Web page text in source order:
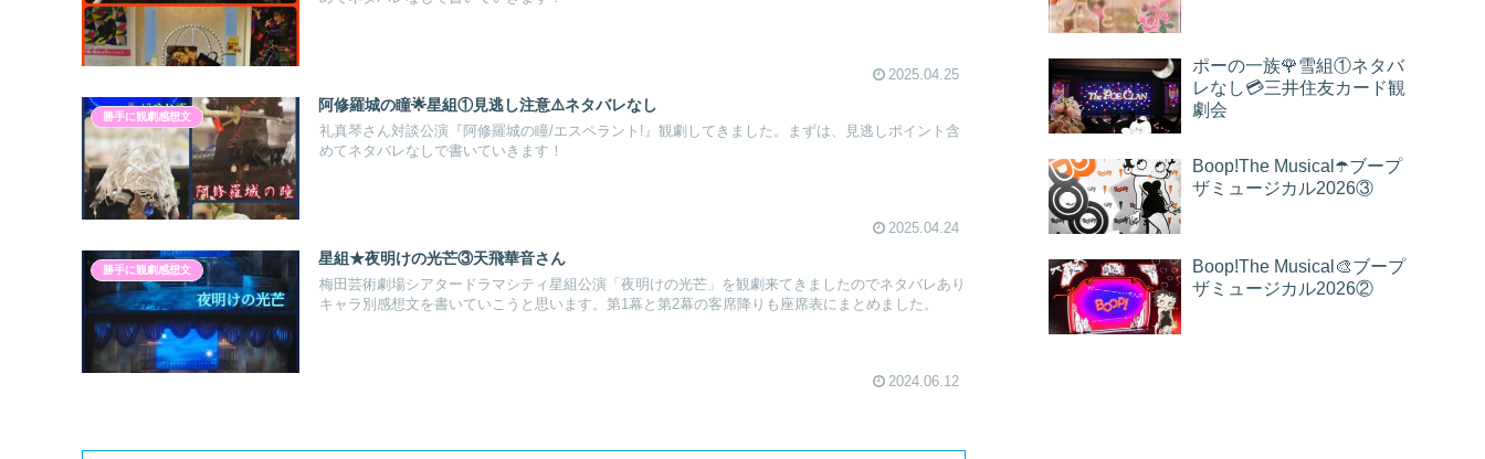
2025.04.25
勝手に観劇感想文
阿修羅城の瞳🌟星組①見逃し注意⚠️ネタバレなし
礼真琴さん対談公演『阿修羅城の瞳/エスペラント!』観劇してきました。まずは、見逃しポイント含
めてネタバレなしで書いていきます！
2025.04.24
勝手に観劇感想文
星組★夜明けの光芒③天飛華音さん
梅田芸術劇場シアタードラマシティ星組公演「夜明けの光芒」を観劇来てきましたのでネタバレあり
キャラ別感想文を書いていこうと思います。第1幕と第2幕の客席降りも座席表にまとめました。
2024.06.12
ポーの一族🌹雪組①ネタバ
レなし💳三井住友カード観
劇会
Boop!The Musical☂️ブープ
ザミュージカル2026③
Boop!The Musical🎨ブープ
ザミュージカル2026②